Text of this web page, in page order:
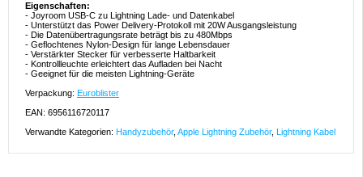
Eigenschaften:
- Joyroom USB-C zu Lightning Lade- und Datenkabel
- Unterstützt das Power Delivery-Protokoll mit 20W Ausgangsleistung
- Die Datenübertragungsrate beträgt bis zu 480Mbps
- Geflochtenes Nylon-Design für lange Lebensdauer
- Verstärkter Stecker für verbesserte Haltbarkeit
- Kontrollleuchte erleichtert das Aufladen bei Nacht
- Geeignet für die meisten Lightning-Geräte
Verpackung: Euroblister
EAN: 6956116720117
Verwandte Kategorien: Handyzubehör, Apple Lightning Zubehör, Lightning Kabel